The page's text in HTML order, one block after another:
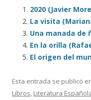
2020 (Javier
La visita
Una manada de
En la orilla
El origen del
Esta entrada se publicó
Libros, Literatura